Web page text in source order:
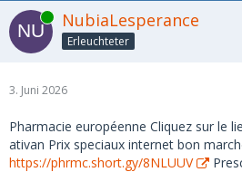
Online NubiaLesperance
Erleuchteter
3. Juni 2026
Pharmacie européenne Cliquez sur le
ativan Prix speciaux internet bon
https://phrmc.short.gy/8NLUUV